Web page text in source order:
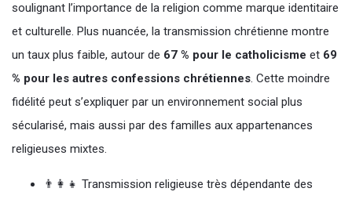
soulignant l’importance de la religion comme marque identitaire
et culturelle. Plus nuancée, la transmission chrétienne montre
un taux plus faible, autour de 67 % pour le catholicisme et 69
% pour les autres confessions chrétiennes. Cette moindre
fidélité peut s’expliquer par un environnement social plus
sécularisé, mais aussi par des familles aux appartenances
religieuses mixtes.
👨‍👩‍👧 Transmission religieuse très dépendante des